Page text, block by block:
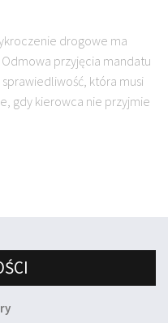
drogowe ma
przyjęcia mandatu
która musi
gdy kierowca nie przyjmie